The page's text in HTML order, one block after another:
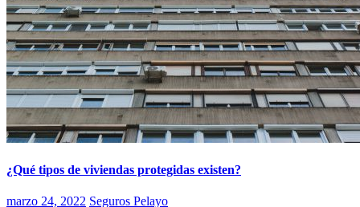
¿Qué tipos de viviendas protegidas existen?
marzo 24, 2022 Seguros Pelayo